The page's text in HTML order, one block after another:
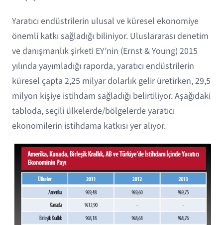
Yaratıcı endüstrilerin ulusal ve küresel ekonomiye
önemli katkı sağladığı biliniyor. Uluslararası denetim
ve danışmanlık şirketi EY’nin (Ernst & Young) 2015
yılında yayımladığı raporda, yaratıcı endüstrilerin
küresel çapta 2,25 milyar dolarlık gelir üretirken, 29,5
milyon kişiye istihdam sağladığı belirtiliyor. Aşağıdaki
tabloda, seçili ülkelerde/bölgelerde yaratıcı
ekonomilerin istihdama katkısı yer alıyor.